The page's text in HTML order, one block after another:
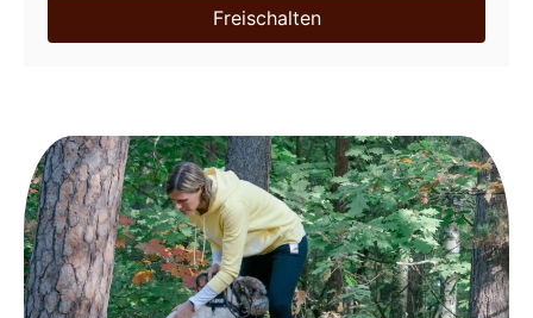
Freischalten